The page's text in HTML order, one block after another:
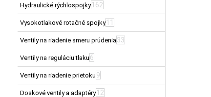
Hydraulické rýchlospojky 162
Vysokotlakové rotačné spojky 11
Ventily na riadenie smeru prúdenia 33
Ventily na reguláciu tlaku 6
Ventily na riadenie prietoku 9
Doskové ventily a adaptéry 12